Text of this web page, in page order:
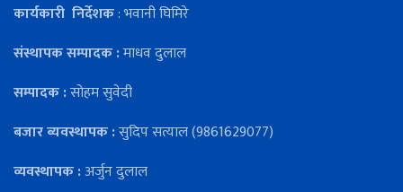
कार्यकारी निर्देशक: भवानी घिमिरे
संस्थापक सम्पादक :माधव दुलाल
सम्पादक :सोहम सुवेदी
बजार ब्यवस्थापक :सुदिप सत्याल (9861629077)
व्यवस्थापक :अर्जुन दुलाल